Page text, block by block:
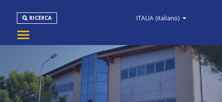
ITALIA (italiano)
RICERCA
PRODOTTI
NORMATIVE